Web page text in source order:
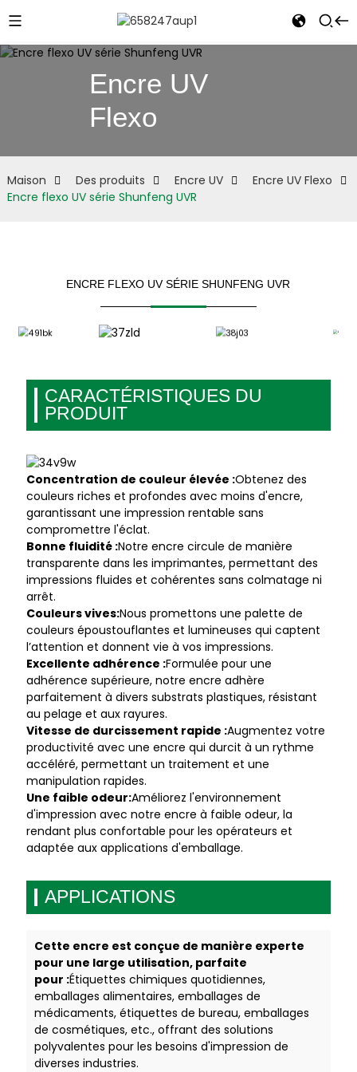
Encre UV
Flexo
Maison Des produits Encre UV
Encre UV Flexo
Encre flexo UV série Shunfeng UVR
ENCRE FLEXO UV SÉRIE SHUNFENG UVR
CARACTÉRISTIQUES DU
PRODUIT
Concentration de couleur élevée :Obtenez des
couleurs riches et profondes avec moins d'encre,
garantissant une impression rentable sans
compromettre l'éclat.
Bonne fluidité :Notre encre circule de manière
transparente dans les imprimantes, permettant des
impressions fluides et cohérentes sans colmatage ni
arrêt.
Couleurs vives:Nous promettons une palette de
couleurs époustouflantes et lumineuses qui captent
l’attention et donnent vie à vos impressions.
Excellente adhérence :Formulée pour une
adhérence supérieure, notre encre adhère
parfaitement à divers substrats plastiques, résistant
au pelage et aux rayures.
Vitesse de durcissement rapide :Augmentez votre
productivité avec une encre qui durcit à un rythme
accéléré, permettant un traitement et une
manipulation rapides.
Une faible odeur:Améliorez l'environnement
d'impression avec notre encre à faible odeur, la
rendant plus confortable pour les opérateurs et
adaptée aux applications d'emballage.
APPLICATIONS
Cette encre est conçue de manière experte
pour une large utilisation, parfaite
pour :Étiquettes chimiques quotidiennes,
emballages alimentaires, emballages de
médicaments, étiquettes de bureau, emballages
de cosmétiques, etc., offrant des solutions
polyvalentes pour les besoins d'impression de
diverses industries.